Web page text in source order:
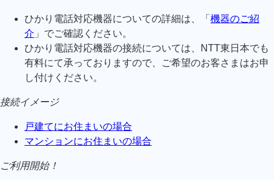
ひかり電話対応機器についての詳細は、「 機器のご紹
介 」でご確認ください。
ひかり電話対応機器の接続については、NTT東日本でも
有料にて承っておりますので、ご希望のお客さまはお申
し付けください。
接続イメージ
戸建てにお住まいの場合
マンションにお住まいの場合
ご利用開始！